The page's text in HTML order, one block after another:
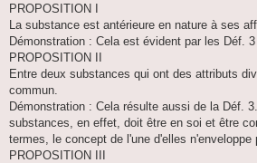
PROPOSITION I
La substance est antérieure en nature à ses
Démonstration : Cela est évident par les Déf. 3
PROPOSITION II
Entre deux substances qui ont des attributs
commun.
Démonstration : Cela résulte aussi de la Déf.
substances, en effet, doit être en soi et être
termes, le concept de l'une d'elles n'enveloppe
PROPOSITION III